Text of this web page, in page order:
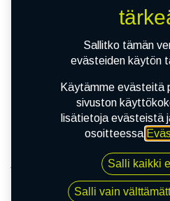
165/65R14
Sallitko tämän
evästeiden käytön
Käytämme evästeitä
sivuston
lisätietoja evästeistä
osoitteessa
Salli kaikki
Salli vain